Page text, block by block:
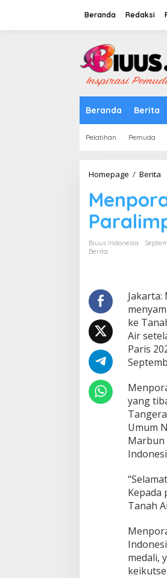
Beranda Redaksi
Beranda Berita
Pelatihan Pemuda
Homepage / Berita
Biuus Indonesia
Berita
ke
Air
Paris
yang
Umum
Marbun
Kepada
Tanah
medali,